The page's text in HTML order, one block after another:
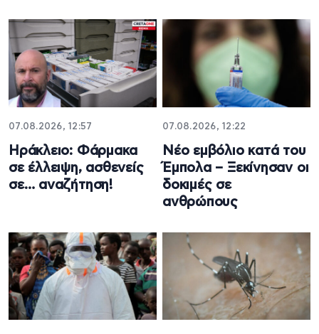
07.08.2026, 12:57
Ηράκλειο: Φάρμακα
σε έλλειψη, ασθενείς
σε… αναζήτηση!
07.08.2026, 12:22
Νέο εμβόλιο κατά του
Έμπολα – Ξεκίνησαν οι
δοκιμές σε
ανθρώπους